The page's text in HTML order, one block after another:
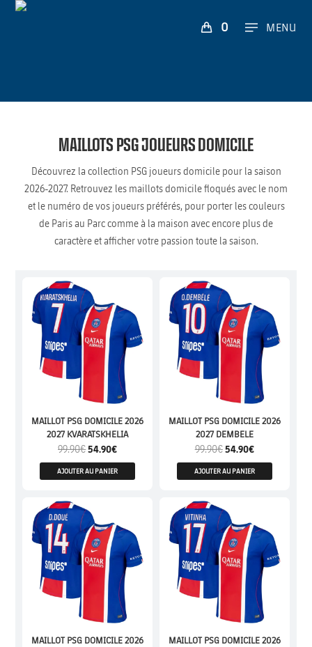
0 MENU
MAILLOTS PSG JOUEURS DOMICILE
Découvrez la collection PSG joueurs domicile pour la saison
2026-2027. Retrouvez les maillots domicile floqués avec le nom
et le numéro de vos joueurs préférés, pour porter les couleurs
de Paris au Parc comme à la maison avec encore plus de
caractère et afficher votre passion toute la saison.
MAILLOT PSG DOMICILE 2026
2027 KVARATSKHELIA
99.90€54.90€
AJOUTER AU PANIER
MAILLOT PSG DOMICILE 2026
2027 DEMBELE
99.90€54.90€
AJOUTER AU PANIER
MAILLOT PSG DOMICILE 2026
MAILLOT PSG DOMICILE 2026